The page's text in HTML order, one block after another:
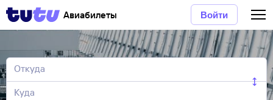
Авиабилеты Войти